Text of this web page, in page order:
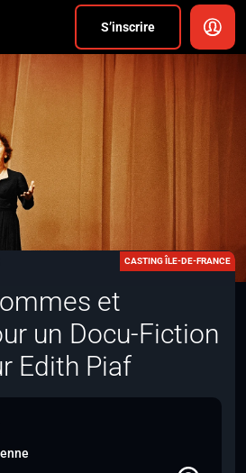
S’inscrire
S’inscrire
CONNEXION
CASTING ÎLE-DE-FRANCE
et
un Docu-Fiction
Edith Piaf